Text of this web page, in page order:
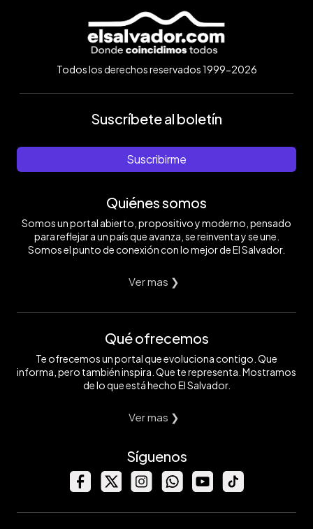
Todos los derechos reservados 1999-2026
Suscríbete al boletín
Suscribirme
Quiénes somos
Somos un portal abierto, propositivo y moderno, pensado
para reflejar a un país que avanza, se reinventa y se une.
Somos el punto de conexión con lo mejor de El Salvador.
Ver mas ❯
Qué ofrecemos
Te ofrecemos un portal que evoluciona contigo. Que
informa, pero también inspira. Que te representa. Mostramos
de lo que está hecho El Salvador.
Ver mas ❯
Síguenos